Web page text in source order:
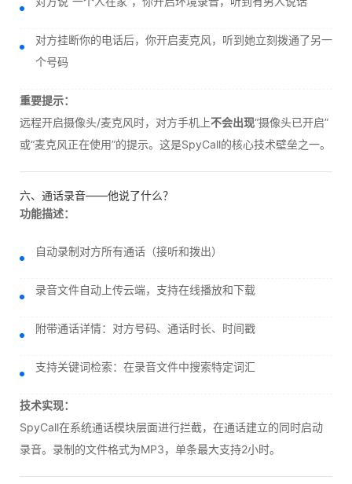
对方挂断你的电话后，你开启麦克风，听到她立刻拨通了另一
个号码
重要提示：
远程开启摄像头/麦克风时，对方手机上不会出现“摄像头已开启”
或“麦克风正在使用”的提示。这是SpyCall的核心技术壁垒之一。
六、通话录音——他说了什么？
功能描述：
自动录制对方所有通话（接听和拨出）
录音文件自动上传云端，支持在线播放和下载
附带通话详情：对方号码、通话时长、时间戳
支持关键词检索：在录音文件中搜索特定词汇
技术实现：
SpyCall在系统通话模块层面进行拦截，在通话建立的同时启动
录音。录制的文件格式为MP3，单条最大支持2小时。